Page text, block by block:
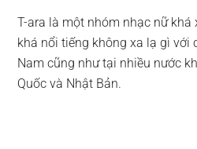
T-ara là một nhóm nhạc nữ khá
khá nổi tiếng không xa lạ gì với
Nam cũng như tại nhiều nước
Quốc và Nhật Bản.